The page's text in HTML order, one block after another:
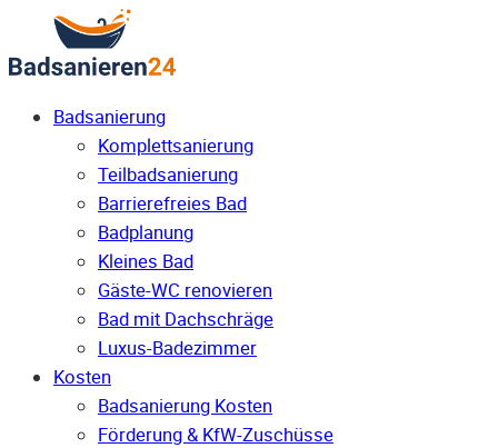
Badsanierung
Komplettsanierung
Teilbadsanierung
Barrierefreies Bad
Badplanung
Kleines Bad
Gäste-WC renovieren
Bad mit Dachschräge
Luxus-Badezimmer
Kosten
Badsanierung Kosten
Förderung & KfW-Zuschüsse